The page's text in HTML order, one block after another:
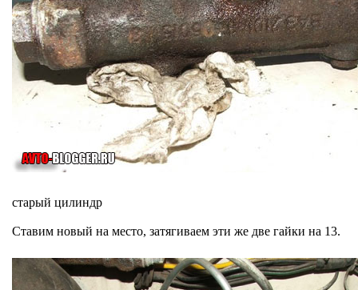
старый цилиндр
Ставим новый на место, затягиваем эти же две гайки на 13.